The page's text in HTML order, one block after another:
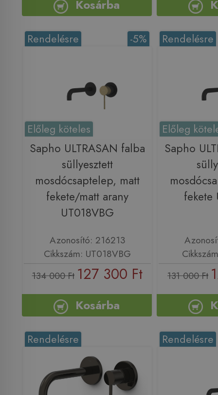
Kosárba
-5%
Rendelésre
Előleg köteles
Sapho ULTRASAN falba
süllyesztett
mosdócsaptelep, matt
fekete/matt arany
UT018VBG
Azonosító: 216213
Cikkszám: UT018VBG
134 000 Ft 127 300 Ft
Kosárba
Rendelésre
Előleg
Sapho
fekete
131 000 Ft
Rendelésre Rendelésre